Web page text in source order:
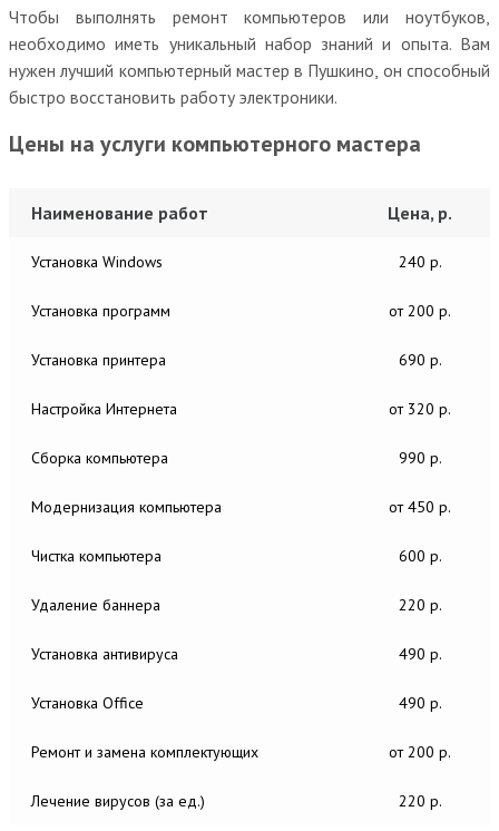
Чтобы выполнять ремонт компьютеров или ноутбуков,
необходимо иметь уникальный набор знаний и опыта. Вам
нужен лучший компьютерный мастер в Пушкино, он способный
быстро восстановить работу электроники.
Цены на услуги компьютерного мастера
Наименование работ Цена, р.
Установка Windows 240 р.
Установка программ от 200 р.
Установка принтера 690 р.
Настройка Интернета от 320 р.
Сборка компьютера 990 р.
Модернизация компьютера от 450 р.
Чистка компьютера 600 р.
Удаление баннера 220 р.
Установка антивируса 490 р.
Установка Office 490 р.
Ремонт и замена комплектующих от 200 р.
Лечение вирусов (за ед.) 220 р.